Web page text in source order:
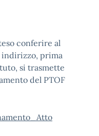
conferire al
prima
si trasmette
del PTOF